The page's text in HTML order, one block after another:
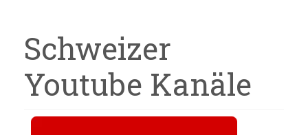
Schweizer
Youtube Kanäle